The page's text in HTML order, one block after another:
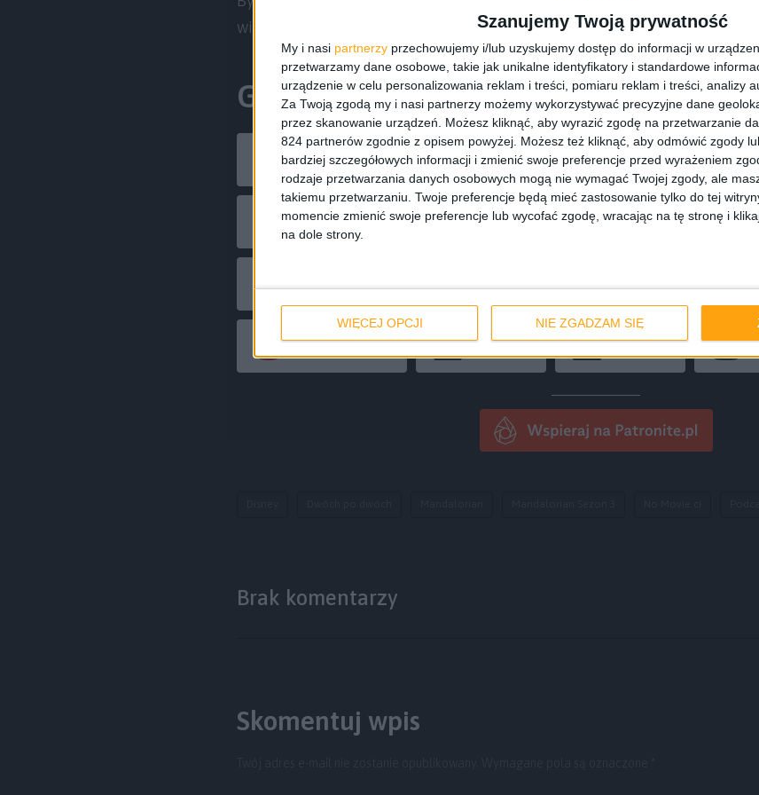
Szanujemy Twoją prywatność
My i nasi partnerzy przechowujemy i/lub uzyskujemy dostęp do informacji w
przetwarzamy dane osobowe, takie jak unikalne identyfikatory i standardowe
urządzenie w celu personalizowania reklam i treści, pomiaru reklam i treści, analizy
Za Twoją zgodą my i nasi partnerzy możemy wykorzystywać precyzyjne dane
przez skanowanie urządzeń. Możesz kliknąć, aby wyrazić zgodę na przetwarzanie
824 partnerów zgodnie z opisem powyżej. Możesz też kliknąć, aby odmówić zgody
bardziej szczegółowych informacji i zmienić swoje preferencje przed wyrażeniem
rodzaje przetwarzania danych osobowych mogą nie wymagać Twojej zgody, ale
takiemu przetwarzaniu. Twoje preferencje będą mieć zastosowanie tylko do tej
momencie zmienić swoje preferencje lub wycofać zgodę, wracając na tę stronę i
na dole strony.
WIĘCEJ OPCJI NIE ZGADZAM SIĘ
wiemy, że jeszcze jest jeden odcinek) jest bardzo nierówny.
Gdzie nas słuchać?
RSS Spotify Google Podcasts
YouTube PocketCasts Amazon Music
Radio Public TuneIn Deezer
Brak komentarzy
Skomentuj wpis